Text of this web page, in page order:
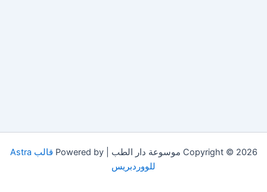
Copyright © 2026 موسوعة دار الطب | Powered by
قالب Astra
للووردبريس